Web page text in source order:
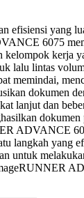
efisiensi yang
6075
kelompok kerja
lalu lintas
memindai,
dokumen
lanjut dan
ADVANCE
langkah yang
untuk